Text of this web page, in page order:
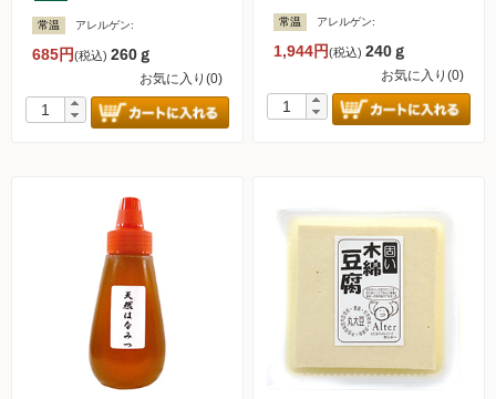
常温 アレルゲン:
685円(税込) 260ｇ
お気に入り(0)
常温 アレルゲン:
1,944円(税込)240ｇ
お気に入り(0)